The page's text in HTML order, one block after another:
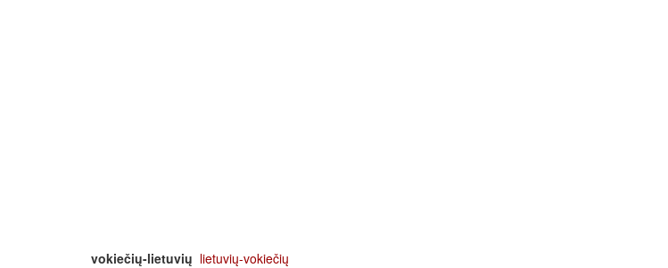
vokiečių-lietuvių lietuvių-vokiečių